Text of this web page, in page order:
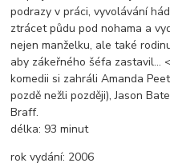
podrazy v práci, vyvolávání
ztrácet půdu pod nohama a
nejen manželku, ale také
aby zákeřného šéfa zastavil…
komedii si zahráli Amanda
pozdě nežli později), Jason
Braff.
délka: 93 minut
rok vydání: 2006